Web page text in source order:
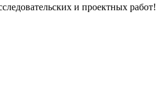
и проектных работ!